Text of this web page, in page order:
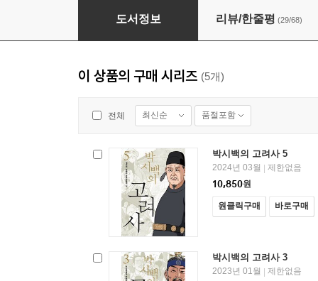
박시백의 고려사 1
도서정보 리뷰/한줄평 (29/68)
이 상품의 구매 시리즈 (5개)
전체 최신순 품절포함
박시백의 고려사 5
2024년 03월 | 제한없음
10,850원
원클릭구매 바로구매
박시백의 고려사 3
2023년 01월 | 제한없음